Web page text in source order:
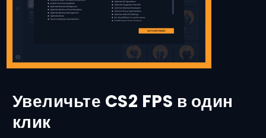
Увеличьте CS2 FPS в один
клик